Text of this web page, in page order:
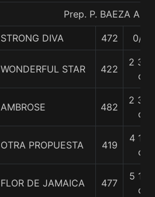
Prep. P. BAEZA A.
STRONG DIVA 472 0/0
WONDERFUL STAR 422
2 3/4
c
AMBROSE 482
2 3/4
c
OTRA PROPUESTA 419
4 1/2
c
FLOR DE JAMAICA 477
5 1/4
c